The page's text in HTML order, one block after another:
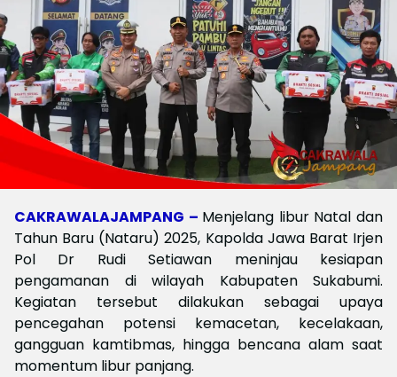
CAKRAWALAJAMPANG – Menjelang libur Natal dan
Tahun Baru (Nataru) 2025, Kapolda Jawa Barat Irjen
Pol Dr Rudi Setiawan meninjau kesiapan
pengamanan di wilayah Kabupaten Sukabumi.
Kegiatan tersebut dilakukan sebagai upaya
pencegahan potensi kemacetan, kecelakaan,
gangguan kamtibmas, hingga bencana alam saat
momentum libur panjang.